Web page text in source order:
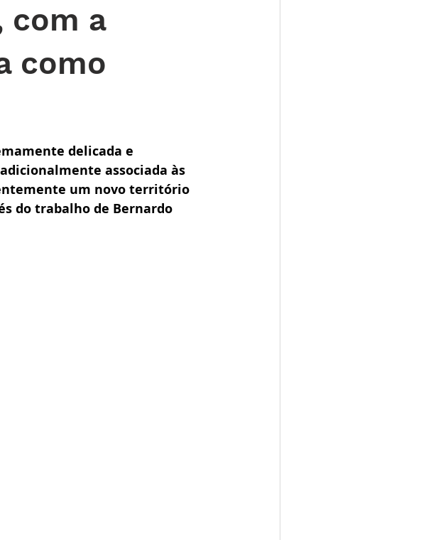
com a
como
delicada e
associada às
um novo território
do trabalho de Bernardo